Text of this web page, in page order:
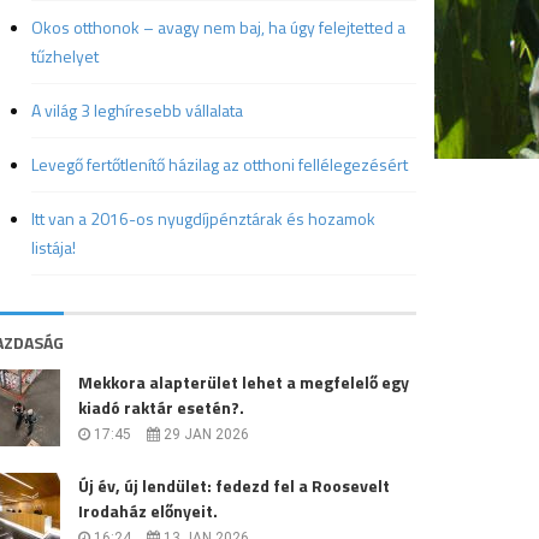
Okos otthonok – avagy nem baj, ha úgy felejtetted a
tűzhelyet
A világ 3 leghíresebb vállalata
Levegő fertőtlenítő házilag az otthoni fellélegezésért
Itt van a 2016-os nyugdíjpénztárak és hozamok
listája!
Mekkora alapterület lehet a megfelelő egy
kiadó raktár esetén?.
17:45 29 JAN 2026
Új év, új lendület: fedezd fel a Roosevelt
Irodaház előnyeit.